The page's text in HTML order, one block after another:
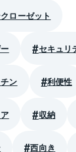
ローゼット
セキュリ
ン 利便性
収納
西向き